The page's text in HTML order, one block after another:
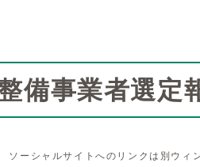
備事業者選定
ソーシャルサイトへのリンクは別ウィ